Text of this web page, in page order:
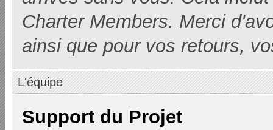
Charter Members. Merci
ainsi que pour vos retours,
L'équipe
Support du Projet